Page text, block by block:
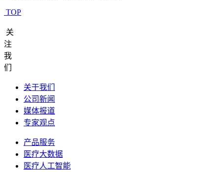
TOP
关
注
我
们
关于我们
公司新闻
媒体报道
专家观点
产品服务
医疗大数据
医疗人工智能